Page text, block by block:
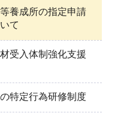
養成所の指定申請
て
受入体制強化支援
特定行為研修制度